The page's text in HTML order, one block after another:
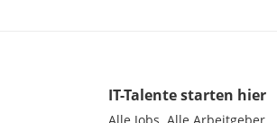
IT-Talente starten hier